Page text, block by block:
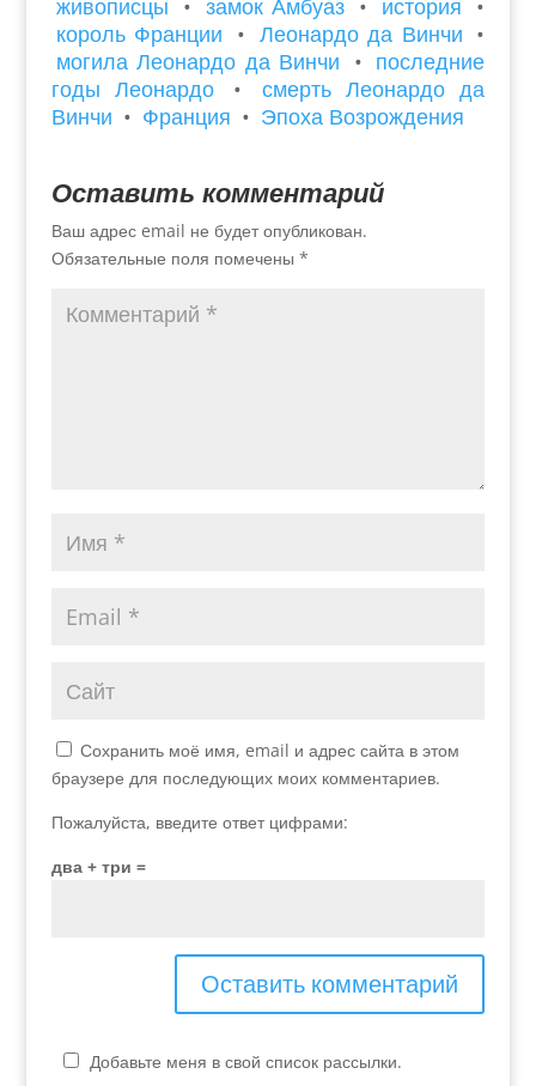
живописцы • замок Амбуаз • история •
король Франции • Леонардо да Винчи •
могила Леонардо да Винчи • последние
годы Леонардо
•
смерть Леонардо да
Винчи • Франция • Эпоха Возрождения
Оставить комментарий
Ваш адрес email не будет опубликован.
Обязательные поля помечены *
Сохранить моё имя, email и адрес сайта в этом
браузере для последующих моих комментариев.
Пожалуйста, введите ответ цифрами:
два + три =
Добавьте меня в свой список рассылки.